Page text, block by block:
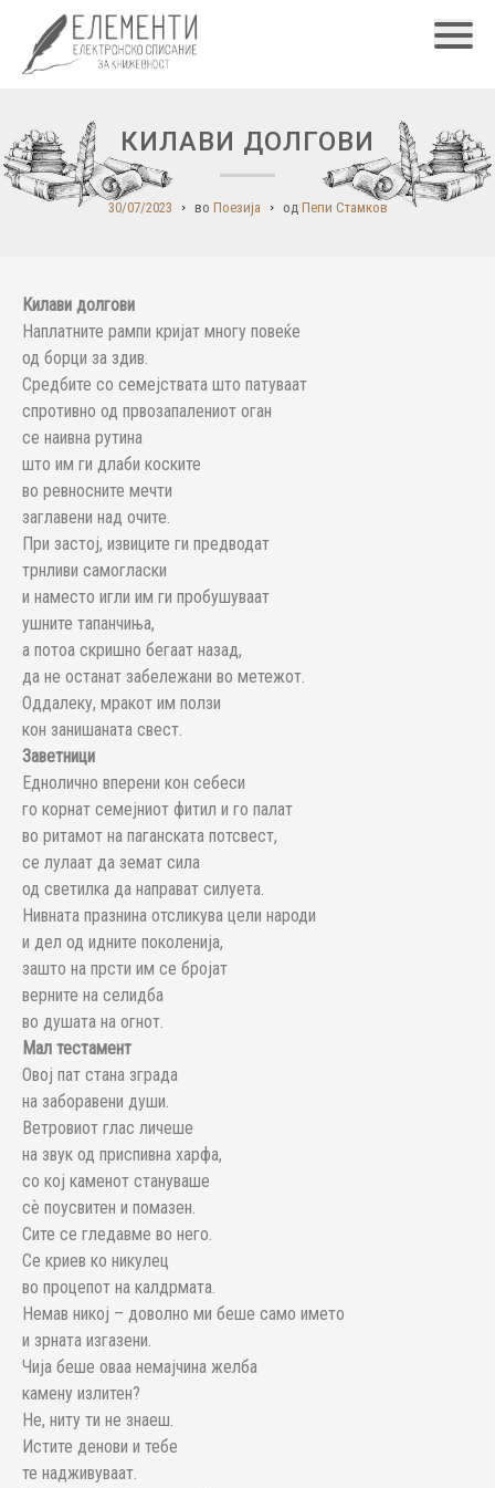
КИЛАВИ ДОЛГОВИ
30/07/2023 во Поезија од Пепи Стамков
Килави долгови
Наплатните рампи кријат многу повеќе
од борци за здив.
Средбите со семејствата што патуваат
спротивно од првозапалениот оган
се наивна рутина
што им ги длаби коските
во ревносните мечти
заглавени над очите.
При застој, извиците ги предводат
трнливи самогласки
и наместо игли им ги пробушуваат
ушните тапанчиња,
а потоа скришно бегаат назад,
да не останат забележани во метежот.
Оддалеку, мракот им ползи
кон занишаната свест.
Заветници
Еднолично вперени кон себеси
го корнат семејниот фитил и го палат
во ритамот на паганската потсвест,
се лулаат да земат сила
од светилка да направат силуета.
Нивната празнина отсликува цели народи
и дел од идните поколенија,
зашто на прсти им се бројат
верните на селидба
во душата на огнот.
Мал тестамент
Овој пат стана зграда
на заборавени души.
Ветровиот глас личеше
на звук од приспивна харфа,
со кој каменот стануваше
сѐ поусвитен и помазен.
Сите се гледавме во него.
Се криев ко никулец
во процепот на калдрмата.
Немав никој – доволно ми беше само името
и зрната изгазени.
Чија беше оваа немајчина желба
камену излитен?
Не, ниту ти не знаеш.
Истите денови и тебе
те надживуваат.